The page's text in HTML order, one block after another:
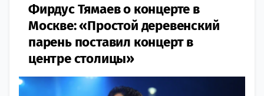
Фирдус Тямаев о концерте в
Москве: «Простой деревенский
парень поставил концерт в
центре столицы»